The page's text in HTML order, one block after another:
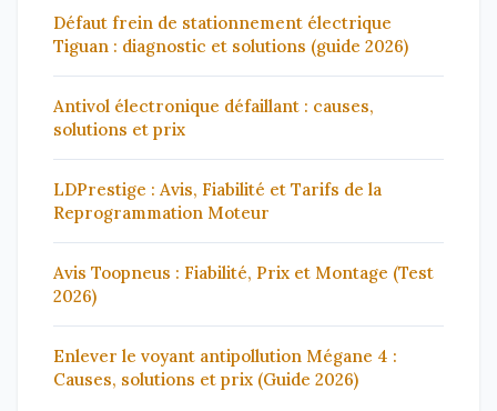
Défaut frein de stationnement électrique
Tiguan : diagnostic et solutions (guide 2026)
Antivol électronique défaillant : causes,
solutions et prix
LDPrestige : Avis, Fiabilité et Tarifs de la
Reprogrammation Moteur
Avis Toopneus : Fiabilité, Prix et Montage (Test
2026)
Enlever le voyant antipollution Mégane 4 :
Causes, solutions et prix (Guide 2026)